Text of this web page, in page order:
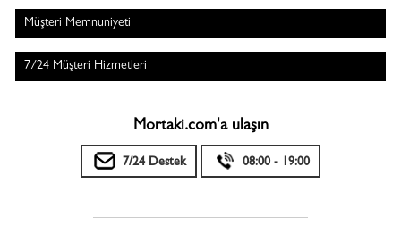
Müşteri Memnuniyeti
7/24 Müşteri Hizmetleri
Mortaki.com'a ulaşın
7/24 Destek 08:00 - 19:00